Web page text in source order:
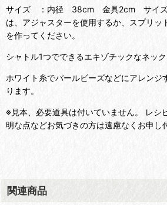
サイズ ：内径 38cm 金具2cm サイズ
は、アジャスターを使用するか、スプリッ
を作ってください。
シャトル1つでできるエキゾチックなネック
ホワイト糸でパールビーズなどにアレンジ
ります。
※見本、必要道具は付いていません。 レシ
明な点などお気づきの方は遠慮なくお申し
関連商品